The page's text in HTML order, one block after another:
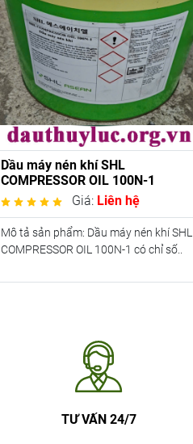
Dầu máy nén khí SHL
COMPRESSOR OIL 100N-1
Giá: Liên hệ
Mô tả sản phẩm: Dầu máy nén khí SHL
COMPRESSOR OIL 100N-1 có chỉ số..
TƯ VẤN 24/7